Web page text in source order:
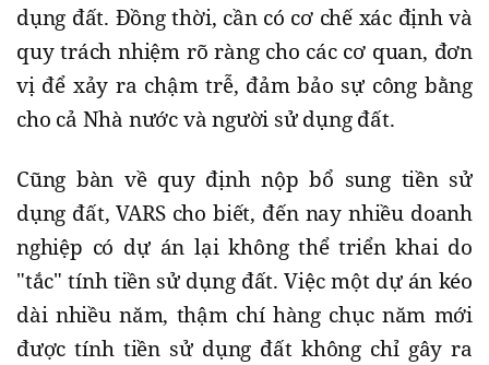
dụng đất. Đồng thời, cần có cơ chế xác định và
quy trách nhiệm rõ ràng cho các cơ quan, đơn
vị để xảy ra chậm trễ, đảm bảo sự công bằng
cho cả Nhà nước và người sử dụng đất.
Cũng bàn về quy định nộp bổ sung tiền sử
dụng đất, VARS cho biết, đến nay nhiều doanh
nghiệp có dự án lại không thể triển khai do
"tắc" tính tiền sử dụng đất. Việc một dự án kéo
dài nhiều năm, thậm chí hàng chục năm mới
được tính tiền sử dụng đất không chỉ gây ra